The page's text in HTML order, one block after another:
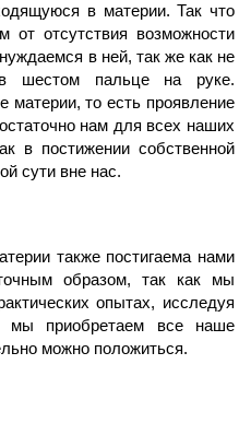
в материи. Так что
отсутствия возможности
в ней, так же как не
в шестом пальце на руке.
материи, то есть проявление
нам для всех наших
в постижении собственной
сути вне нас.
также постигаема нами
образом, так как мы
опытах, исследуя
мы приобретаем все наше
можно положиться.